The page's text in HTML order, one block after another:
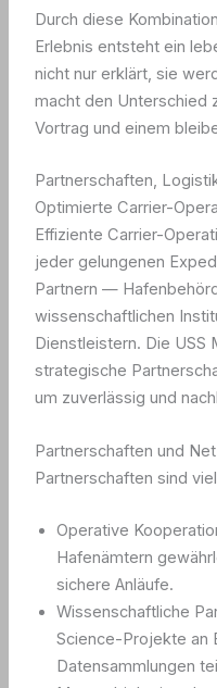
Durch diese
Erlebnis entsteht ein
nicht nur erklärt, sie
macht den Unterschied
Vortrag und einem
Partnerschaften,
Optimierte Carrier-
Effiziente Carrier-
jeder gelungenen
Partnern —
wissenschaftlichen
Dienstleistern. Die USS
strategische
um zuverlässig und
Partnerschaften und
Partnerschaften sind
Operative
Hafenämtern
sichere Anläufe.
Wissenschaftliche
Science-Projekte an
Datensammlungen